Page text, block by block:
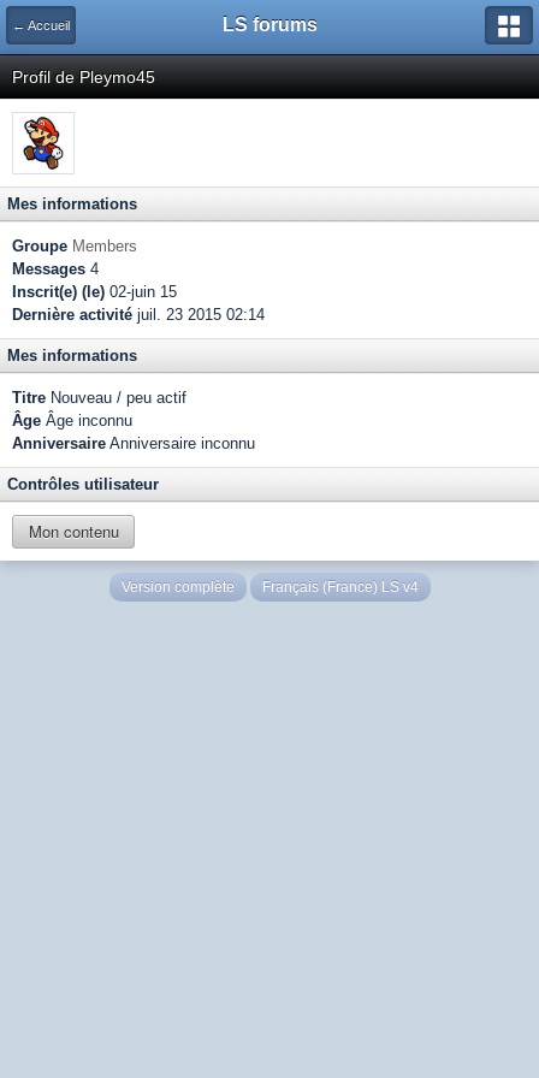
← Accueil LS forums
Profil de Pleymo45
Mes informations
Groupe Members
Messages 4
Inscrit(e) (le) 02-juin 15
Dernière activité juil. 23 2015 02:14
Mes informations
Titre Nouveau / peu actif
Âge Âge inconnu
Anniversaire Anniversaire inconnu
Contrôles utilisateur
Mon contenu
Version complète Français (France) LS v4